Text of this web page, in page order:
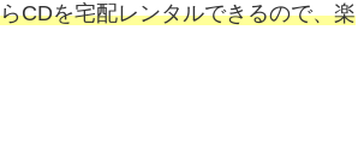
CDを宅配レンタルできるので、楽